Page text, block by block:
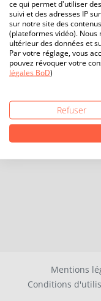
Mentions
Conditions
ce qui permet d'utiliser
suivi et des adresses IP
sur notre site des
(plateformes vidéo).
ultérieur des données et
Par votre réglage, vous
pouvez révoquer votre
légales BoD)
Refuser